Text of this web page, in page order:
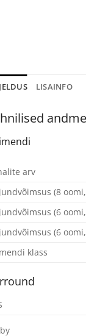
LISAINFO
arv
(8
(6
(6
klass